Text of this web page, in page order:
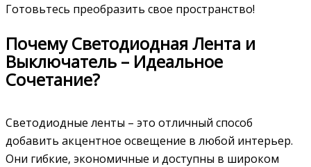
Готовьтесь преобразить свое пространство!
Почему Светодиодная Лента и
Выключатель – Идеальное
Сочетание?
Светодиодные ленты – это отличный способ
добавить акцентное освещение в любой интерьер.
Они гибкие‚ экономичные и доступны в широком